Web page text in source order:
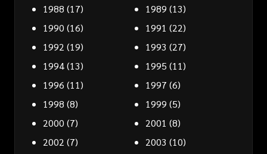
1988 (17) 1989 (13)
1990 (16) 1991 (22)
1992 (19) 1993 (27)
1994(13) 1995 (11)
1996 (11) 1997 (6)
1998 (8) 1999 (5)
2000 (7) 2001 (8)
2002 (7) 2003 (10)